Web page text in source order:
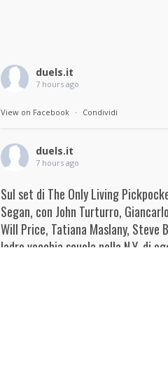
duels.it
7 hours ago
View on Facebook · Condividi
duels.it
7 hours ago
Sul set di The Only Living
Segan, con John Turturro,
Will Price, Tatiana Maslany, Steve
ladro vecchia scuola nella N.Y. di